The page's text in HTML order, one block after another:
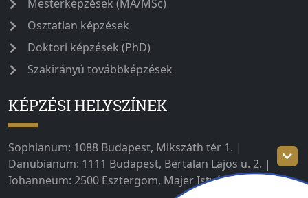
Mesterképzések (MA/MSc)
Osztatlan képzések
Doktori képzések (PhD)
Szakirányú továbbképzések
KÉPZÉSI HELYSZÍNEK
Sophianum: 1088 Budapest, Mikszáth tér 1. |
Danubianum: 1111 Budapest, Bertalan Lajos u. 2. |
Iohanneum: 2500 Esztergom, Majer István út 1–3.